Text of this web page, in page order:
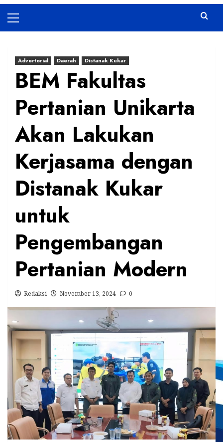
Menu
Advertorial Daerah Distanak Kukar
BEM Fakultas
Pertanian Unikarta
Akan Lakukan
Kerjasama dengan
Distanak Kukar
untuk
Pengembangan
Pertanian Modern
Redaksi November 13, 2024 0